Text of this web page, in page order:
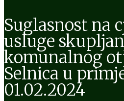
Suglasnost na
usluge
komunalnog
Selnica u
01.02.2024